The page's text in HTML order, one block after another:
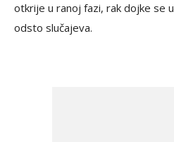
otkrije u ranoj fazi, rak dojke se
odsto slučajeva.